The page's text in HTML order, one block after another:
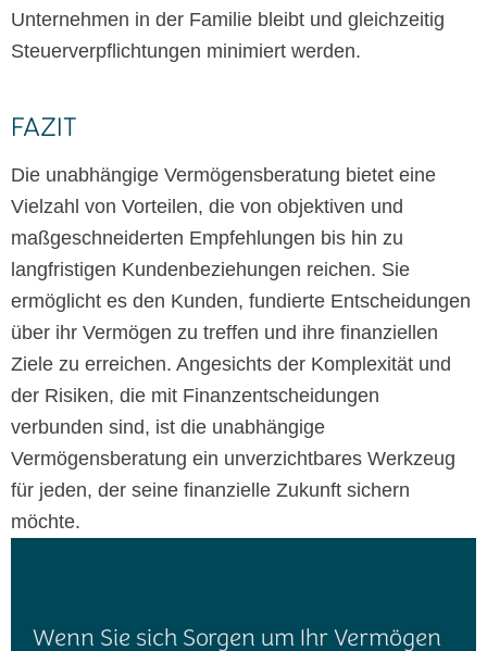
Unternehmen in der Familie bleibt und gleichzeitig
Steuerverpflichtungen minimiert werden.
FAZIT
Die unabhängige Vermögensberatung bietet eine
Vielzahl von Vorteilen, die von objektiven und
maßgeschneiderten Empfehlungen bis hin zu
langfristigen Kundenbeziehungen reichen. Sie
ermöglicht es den Kunden, fundierte Entscheidungen
über ihr Vermögen zu treffen und ihre finanziellen
Ziele zu erreichen. Angesichts der Komplexität und
der Risiken, die mit Finanzentscheidungen
verbunden sind, ist die unabhängige
Vermögensberatung ein unverzichtbares Werkzeug
für jeden, der seine finanzielle Zukunft sichern
möchte.
Wenn Sie sich Sorgen um Ihr Vermögen